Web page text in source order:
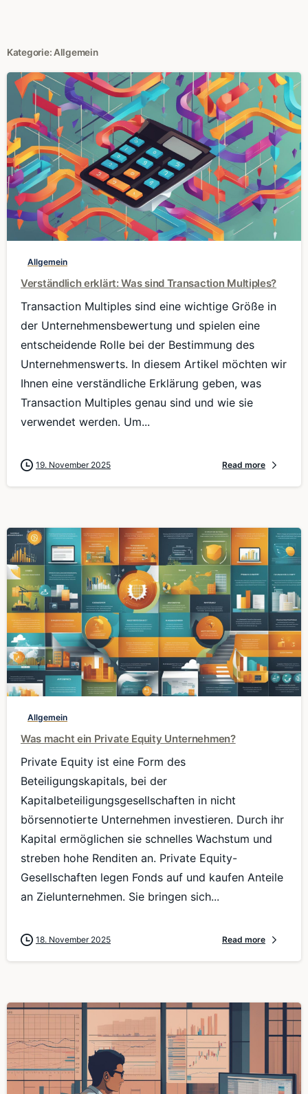
Kategorie: Allgemein
0
Allgemein
Verständlich erklärt: Was sind Transaction Multiples?
Transaction Multiples sind eine wichtige Größe in
der Unternehmensbewertung und spielen eine
entscheidende Rolle bei der Bestimmung des
Unternehmenswerts. In diesem Artikel möchten wir
Ihnen eine verständliche Erklärung geben, was
Transaction Multiples genau sind und wie sie
verwendet werden. Um...
19. November 2025 Read more
0
Allgemein
Was macht ein Private Equity Unternehmen?
Private Equity ist eine Form des
Beteiligungskapitals, bei der
Kapitalbeteiligungsgesellschaften in nicht
börsennotierte Unternehmen investieren. Durch ihr
Kapital ermöglichen sie schnelles Wachstum und
streben hohe Renditen an. Private Equity-
Gesellschaften legen Fonds auf und kaufen Anteile
an Zielunternehmen. Sie bringen sich...
18. November 2025 Read more